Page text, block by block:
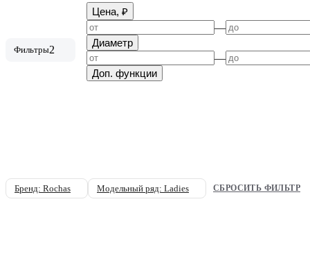
Фильтры2
Цена, ₽
—
Диаметр
—
Доп. функции
Бренд: Rochas Модельный ряд: Ladies СБРОСИТЬ ФИЛЬТР